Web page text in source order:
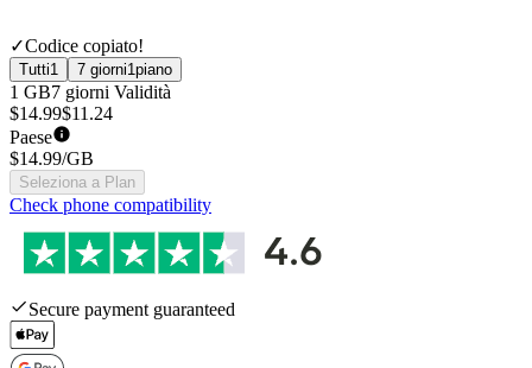
✓Codice copiato!
Tutti1 7 giorni1piano
1 GB7 giorni Validità
$14.99$11.24
Paese
$14.99/GB
Seleziona a Plan
Check phone compatibility
Secure payment guaranteed